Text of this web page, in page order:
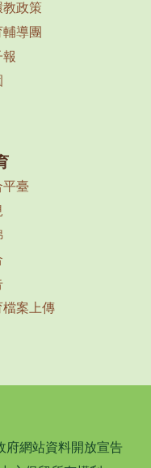
教政策
導團
平臺
檔案上傳
府網站資料開放宣告